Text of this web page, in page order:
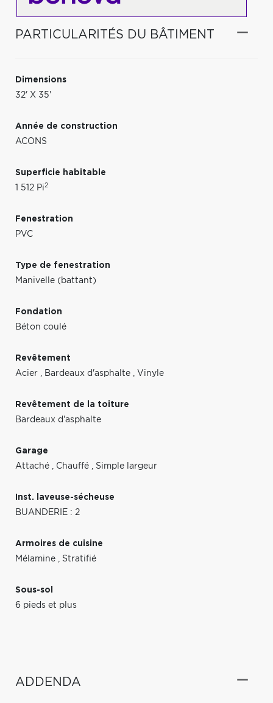
PARTICULARITÉS DU BÂTIMENT
Dimensions
32' X 35'
Année de construction
ACONS
Superficie habitable
1 512 Pi2
Fenestration
PVC
Type de fenestration
Manivelle (battant)
Fondation
Béton coulé
Revêtement
Acier , Bardeaux d'asphalte , Vinyle
Revêtement de la toiture
Bardeaux d'asphalte
Garage
Attaché , Chauffé , Simple largeur
Inst. laveuse-sécheuse
BUANDERIE : 2
Armoires de cuisine
Mélamine , Stratifié
Sous-sol
6 pieds et plus
ADDENDA